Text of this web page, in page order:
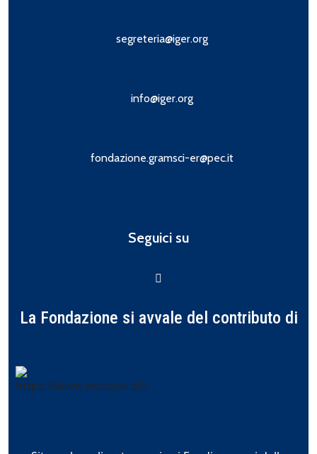
segreteria@iger.org
info@iger.org
fondazione.gramsci-er@pec.it
Seguici su
La Fondazione si avvale del contributo di